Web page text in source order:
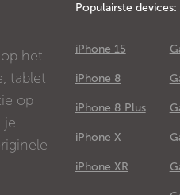
het
tablet
op
je
Populairste devices:
iPhone 15
iPhone 8
iPhone 8 Plus
iPhone X
iPhone XR